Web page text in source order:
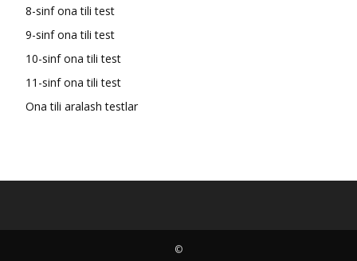
8-sinf ona tili test
9-sinf ona tili test
10-sinf ona tili test
11-sinf ona tili test
Ona tili aralash testlar
©